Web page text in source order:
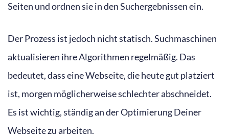
Seiten und ordnen sie in den Suchergebnissen ein.
Der Prozess ist jedoch nicht statisch. Suchmaschinen
aktualisieren ihre Algorithmen regelmäßig. Das
bedeutet, dass eine Webseite, die heute gut platziert
ist, morgen möglicherweise schlechter abschneidet.
Es ist wichtig, ständig an der Optimierung Deiner
Webseite zu arbeiten.